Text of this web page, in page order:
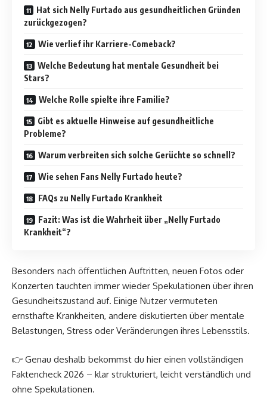
Hat sich Nelly Furtado aus gesundheitlichen Gründen
zurückgezogen?
Wie verlief ihr Karriere-Comeback?
Welche Bedeutung hat mentale Gesundheit bei
Stars?
Welche Rolle spielte ihre Familie?
Gibt es aktuelle Hinweise auf gesundheitliche
Probleme?
Warum verbreiten sich solche Gerüchte so schnell?
Wie sehen Fans Nelly Furtado heute?
FAQs zu Nelly Furtado Krankheit
Fazit: Was ist die Wahrheit über „Nelly Furtado
Krankheit“?
Besonders nach öffentlichen Auftritten, neuen Fotos oder
Konzerten tauchten immer wieder Spekulationen über ihren
Gesundheitszustand auf. Einige Nutzer vermuteten
ernsthafte Krankheiten, andere diskutierten über mentale
Belastungen, Stress oder Veränderungen ihres Lebensstils.
👉 Genau deshalb bekommst du hier einen vollständigen
Faktencheck 2026 – klar strukturiert, leicht verständlich und
ohne Spekulationen.